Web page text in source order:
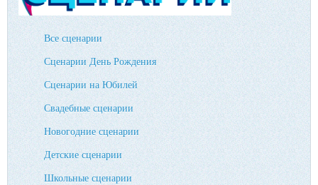
Все сценарии
Сценарии День Рождения
Сценарии на Юбилей
Свадебные сценарии
Новогодние сценарии
Детские сценарии
Школьные сценарии